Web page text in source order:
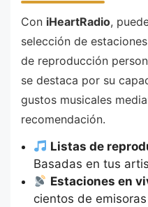
Con iHeartRadio,
selección de
de reproducción
se destaca por su
gustos musicales
recomendación.
Listas de
Basadas en tus
Estaciones en
cientos de